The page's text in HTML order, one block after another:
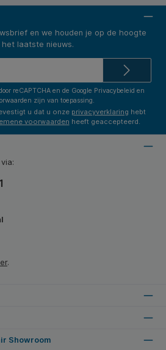
en we houden je op de hoogte
het laatste nieuws.
reCAPTCHA en de Google Privacybeleid en
zijn van toepassing.
u dat u onze privacyverklaring hebt
voorwaarden heeft geaccepteerd.
.
Showroom